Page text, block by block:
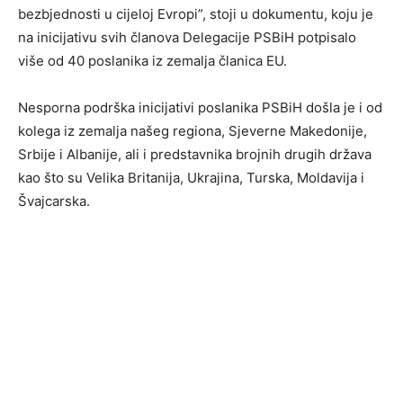
bezbjednosti u cijeloj Evropi”, stoji u dokumentu, koju je
na inicijativu svih članova Delegacije PSBiH potpisalo
više od 40 poslanika iz zemalja članica EU.
Nesporna podrška inicijativi poslanika PSBiH došla je i od
kolega iz zemalja našeg regiona, Sjeverne Makedonije,
Srbije i Albanije, ali i predstavnika brojnih drugih država
kao što su Velika Britanija, Ukrajina, Turska, Moldavija i
Švajcarska.